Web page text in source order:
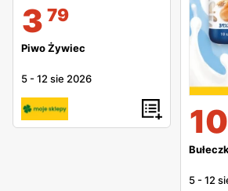
3 79
Piwo Żywiec
5 -12 sie 2026
10
5 -12